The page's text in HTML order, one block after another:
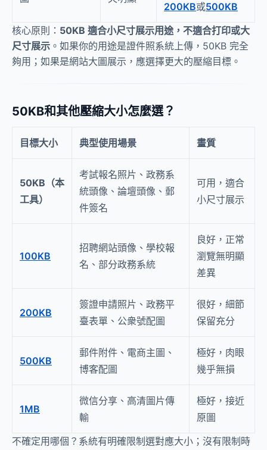
200KB或500KB
核心原則： 50KB 適合小尺寸展示用途，不適合打印或大
尺寸展示 。如果你的用途是證件照系統上傳，50KB 完全
夠用；如果是網站大圖展示，應選擇更大的壓縮目標。
50KB和其他壓縮大小怎麼選？
目標大小 典型使用場景 畫質
50KB（本
工具）
考試報名照片、政務系
統頭像、論壇頭像、郵
件簽名
可用，適合
小尺寸展示
100KB
招聘網站頭像、學校報
名、部分政務系統
良好，正常
瀏覽無明顯
差異
200KB
簽證申請照片、政務平
臺表單、公衆號配圖
很好，細節
保留充分
500KB
郵件附件、電商主圖、
博客配圖
極好，肉眼
幾乎無損
1MB
微信分享、高清圖片傳
輸
極好，接近
原圖
不確定用哪個？系統有明確限制選對應大小；沒有限制時